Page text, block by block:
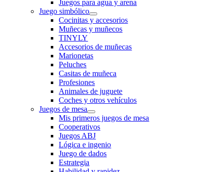
Juegos para agua y arena
Juego simbólico
Cocinitas y accesorios
Muñecas y muñecos
TINYLY
Accesorios de muñecas
Marionetas
Peluches
Casitas de muñeca
Profesiones
Animales de juguete
Coches y otros vehículos
Juegos de mesa
Mis primeros juegos de mesa
Cooperativos
Juegos ABJ
Lógica e ingenio
Juego de dados
Estrategia